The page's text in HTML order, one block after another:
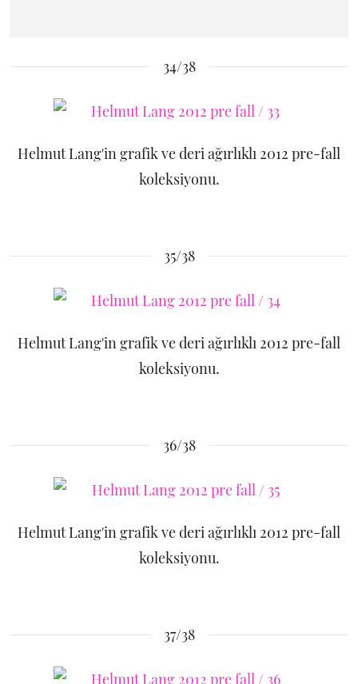
34/38
Helmut Lang'in grafik ve deri ağırlıklı 2012 pre-fall
koleksiyonu.
35/38
Helmut Lang'in grafik ve deri ağırlıklı 2012 pre-fall
koleksiyonu.
36/38
Helmut Lang'in grafik ve deri ağırlıklı 2012 pre-fall
koleksiyonu.
37/38